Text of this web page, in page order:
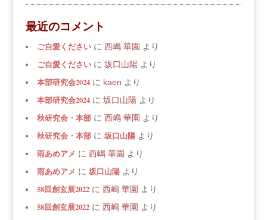
最近のコメント
ご自愛くださいに 西嶋 華園 より
ご自愛くださいに 坂口山陽より
本部研究会2024に kaen より
本部研究会2024に 坂口山陽より
秋研究会・本部に 西嶋 華園 より
秋研究会・本部に 坂口山陽より
雨あめアメ に 西嶋 華園 より
雨あめアメ に 坂口山陽より
58回創玄展2022に 西嶋 華園 より
58回創玄展2022に 西嶋 華園 より